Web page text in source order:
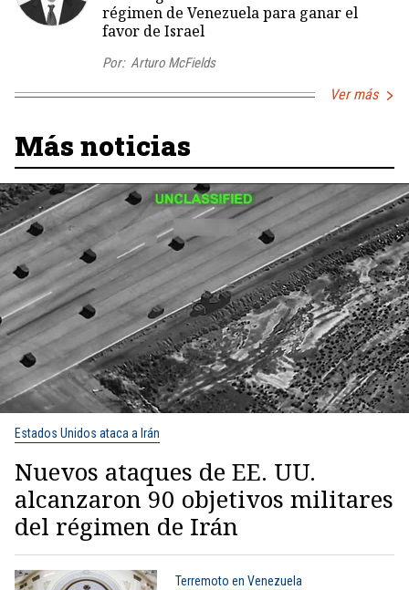
régimen de Venezuela para ganar el
favor de Israel
Por: Arturo McFields
Ver más
Más noticias
Estados Unidos ataca a Irán
Nuevos ataques de EE. UU.
alcanzaron 90 objetivos militares
del régimen de Irán
Terremoto en Venezuela